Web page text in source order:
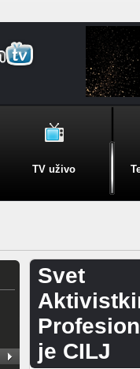
TV uživo
Svet
je CILJ